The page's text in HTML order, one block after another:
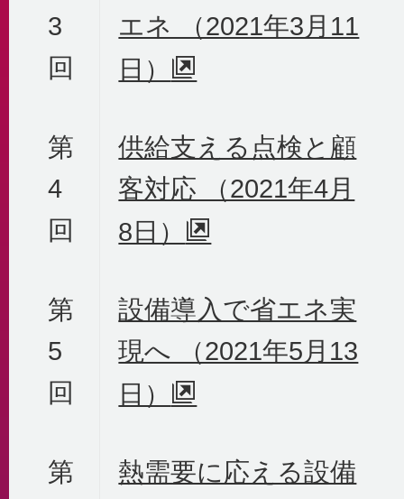
3
回
エネ （2021年3月11
日）
第
4
回
供給支える点検と顧
客対応 （2021年4月
8日）
第
5
回
設備導入で省エネ実
現へ （2021年5月13
日）
第
熱需要に応える設備